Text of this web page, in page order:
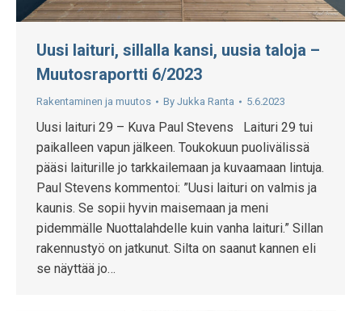
Uusi laituri, sillalla kansi, uusia taloja –
Muutosraportti 6/2023
Rakentaminen ja muutos By Jukka Ranta 5.6.2023
Uusi laituri 29 – Kuva Paul Stevens Laituri 29 tui
paikalleen vapun jälkeen. Toukokuun puolivälissä
pääsi laiturille jo tarkkailemaan ja kuvaamaan lintuja.
Paul Stevens kommentoi: ”Uusi laituri on valmis ja
kaunis. Se sopii hyvin maisemaan ja meni
pidemmälle Nuottalahdelle kuin vanha laituri.” Sillan
rakennustyö on jatkunut. Silta on saanut kannen eli
se näyttää jo…